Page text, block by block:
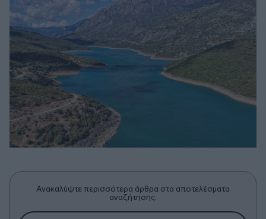
Ανακαλύψτε περισσότερα άρθρα στα αποτελέσματα
αναζήτησης.